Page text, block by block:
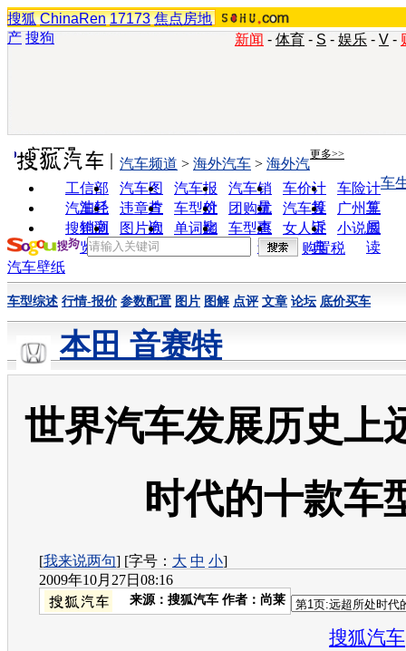
搜狐 ChinaRen 17173 焦点房地
产 搜狗 新闻 - 体育 - S - 娱乐 - V -
实用工具 更多>>
工信部
油耗
汽车图
片
汽车报
价
汽车销
量
车价计
算
车险计
算
汽车经
销商
违章查
询
车型对
比
团购优
惠
汽车投
诉
广州车
展
搜狗浏
览器
图片欣
赏
单词翻
车型查
询
女人宝
典
小说阅
读
汽车频道 > 海外汽车 > 海外汽
车
购置税
汽车壁纸
车型综述 行情-报价 参数配置 图片 图解 点评 文章 论坛 底价买车
本田 音赛特
世界汽车发展历史上
时代的十款车
[我来说两句] [字号： 大 中 小]
2009年10月27日08:16
来源： 搜狐汽车 作者：尚莱
搜狐汽车